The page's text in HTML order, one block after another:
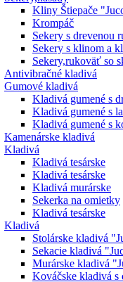
Kliny Štiepače
Krompáč
Sekery s drevenou
Sekery s klinom a
Sekery,rukoväť so
Antivibračné kladivá
Gumové kladivá
Kladivá gumené s
Kladivá gumené s
Kladivá gumené s
Kamenárske kladivá
Kladivá
Kladivá tesárske
Kladivá tesárske
Kladivá murárske
Sekerka na omietky
Kladivá tesárske
Kladivá
Stolárske kladivá
Sekacie kladivá
Murárske kladivá
Kováčske kladivá